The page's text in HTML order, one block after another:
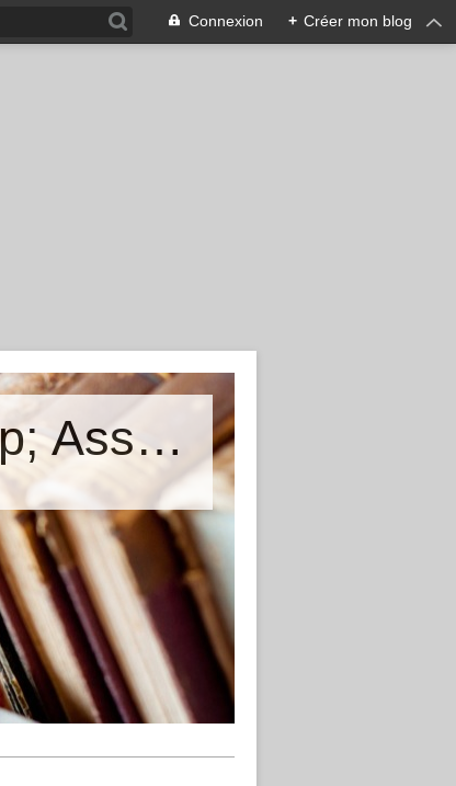
Connexion + Créer mon blog
Cunfraternita di San Larenzu &amp; Associu Mimoria Viva